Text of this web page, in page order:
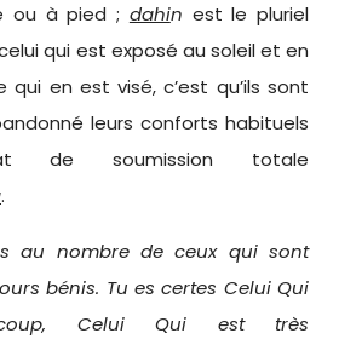
ou à pied ; dahin est le pluriel
qui est exposé au soleil et en
qui en est visé, c’est qu’ils sont
leurs conforts habituels
de soumission totale
.
au nombre de ceux qui sont
bénis. Tu es certes Celui Qui
Celui Qui est très